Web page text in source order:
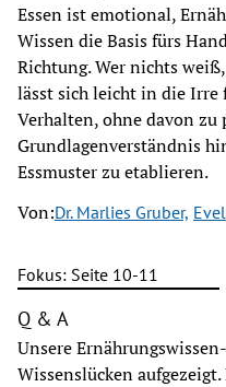
Essen ist emotional,
Wissen die Basis fürs
Richtung. Wer nichts
lässt sich leicht in die Irre
Verhalten, ohne davon
Grundlagenverständnis
Essmuster zu etablieren.
Von:Dr. Marlies Gruber,
Fokus: Seite 10-11
Q & A
Unsere
Wissenslücken